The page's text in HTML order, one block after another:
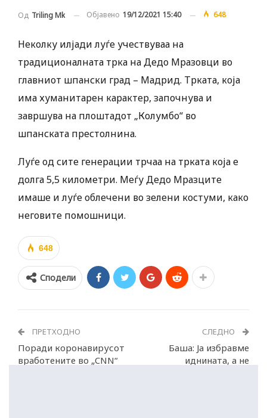
Од Triling Mk Објавено 19/12/2021 15:40 648
Неколку илјади луѓе учествуваа на
традиционалната трка на Дедо Мразовци во
главниот шпански град – Мадрид. Трката, која
има хуманитарен карактер, започнува и
завршува на плоштадот „Колумбо“ во
шпанската престолнина.
Луѓе од сите генерации трчаа на трката која е
долга 5,5 километри. Меѓу Дедо Мразците
имаше и луѓе облечени во зелени костуми, како
неговите помошници.
648
Сподели
ПРЕТХОДНО
Поради коронавирусот
вработените во „CNN“
СЛЕДНО
Баша: Ја избравме
иднината, а не